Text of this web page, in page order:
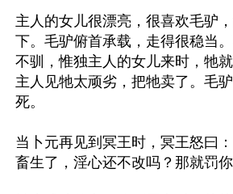
主人的女儿很漂亮，很喜欢毛驴
下。毛驴俯首承载，走得很稳当
不驯，惟独主人的女儿来时，牠就
主人见牠太顽劣，把牠卖了。毛
死。
当卜元再见到冥王时，冥王怒曰
畜生了，淫心还不改吗？那就罚